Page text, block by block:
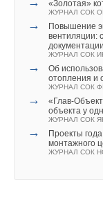
«Золотая»
ЖУРНАЛ СОК
→
Повышение
вентиляции:
документации
ЖУРНАЛ СОК
→
Об
отопления и
ЖУРНАЛ СОК
→
«Глав-
объекта у
ЖУРНАЛ СОК
→
Проекты
монтажного
ЖУРНАЛ СОК